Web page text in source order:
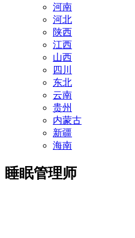
河南
河北
陕西
江西
山西
四川
东北
云南
贵州
内蒙古
新疆
海南
睡眠管理师